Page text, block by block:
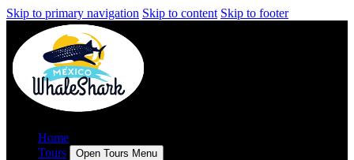
Skip to primary navigation Skip to content Skip to footer
Home
Tours
Open Tours Menu